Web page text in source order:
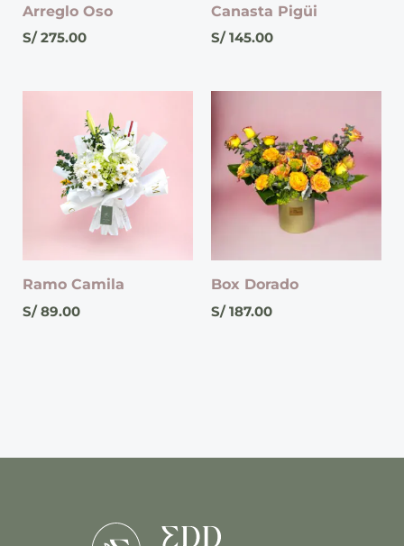
Arreglo Oso
S/275.00
Canasta Pigüi
S/145.00
Ramo Camila
S/89.00
Box Dorado
S/187.00